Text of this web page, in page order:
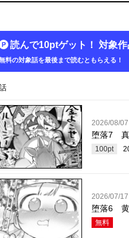
読んで10ptゲット！ 対象作
料の対象話を最後まで読むともらえる！
2026/08/07
堕落7 真
100pt
2026/07/17
堕落6 黄
無料